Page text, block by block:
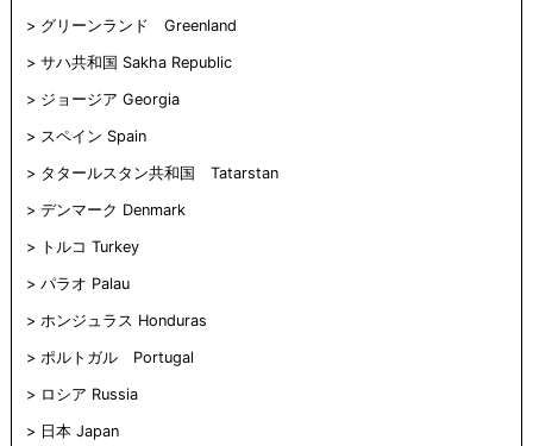
グリーンランド Greenland
サハ共和国 Sakha Republic
ジョージア Georgia
スペイン Spain
タタールスタン共和国 Tatarstan
デンマーク Denmark
トルコ Turkey
パラオ Palau
ホンジュラス Honduras
ポルトガル Portugal
ロシア Russia
日本 Japan